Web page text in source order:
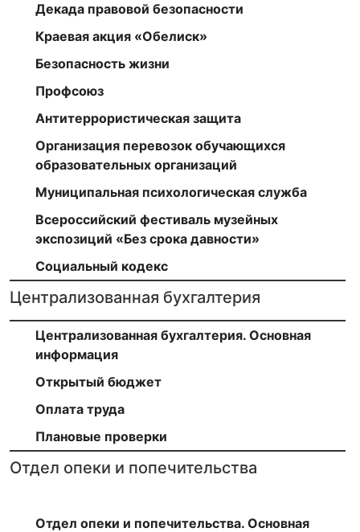
Декада правовой безопасности
Краевая акция «Обелиск»
Безопасность жизни
Профсоюз
Антитеррористическая защита
Организация перевозок обучающихся
образовательных организаций
Муниципальная психологическая служба
Всероссийский фестиваль музейных
экспозиций «Без срока давности»
Социальный кодекс
Централизованная бухгалтерия
Централизованная бухгалтерия. Основная
информация
Открытый бюджет
Оплата труда
Плановые проверки
Отдел опеки и попечительства
Отдел опеки и попечительства. Основная